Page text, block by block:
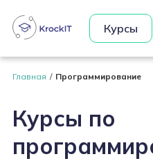
Курсы
Главная Программирование
Курсы по